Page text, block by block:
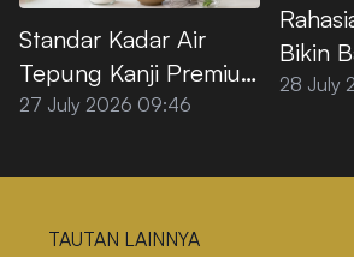
Standar Kadar Air
Tepung Kanji Premium
agar Tidak
27 July 2026 09:46
Bikin
28 July
TAUTAN LAINNYA